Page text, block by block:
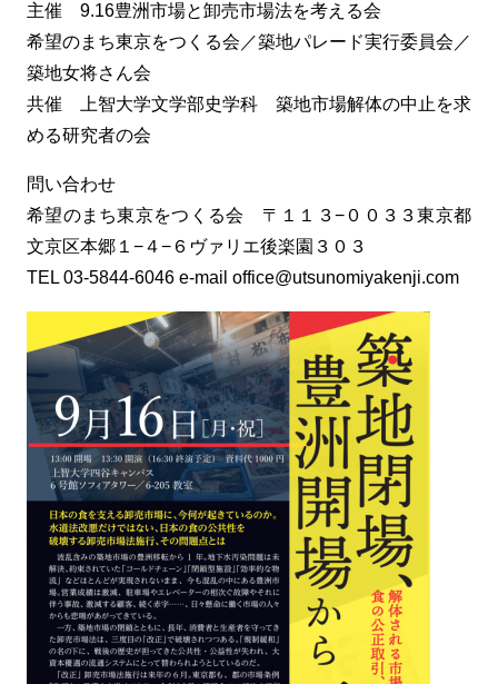
主催 9.16豊洲市場と卸売市場法を考える会
希望のまち東京をつくる会／築地パレード実行委員会／
築地女将さん会
共催 上智大学文学部史学科 築地市場解体の中止を求
める研究者の会
問い合わせ
希望のまち東京をつくる会 〒１１３−００３３東京都
文京区本郷１−４−６ヴァリエ後楽園３０３
TEL 03-5844-6046 e-mail office@utsunomiyakenji.com